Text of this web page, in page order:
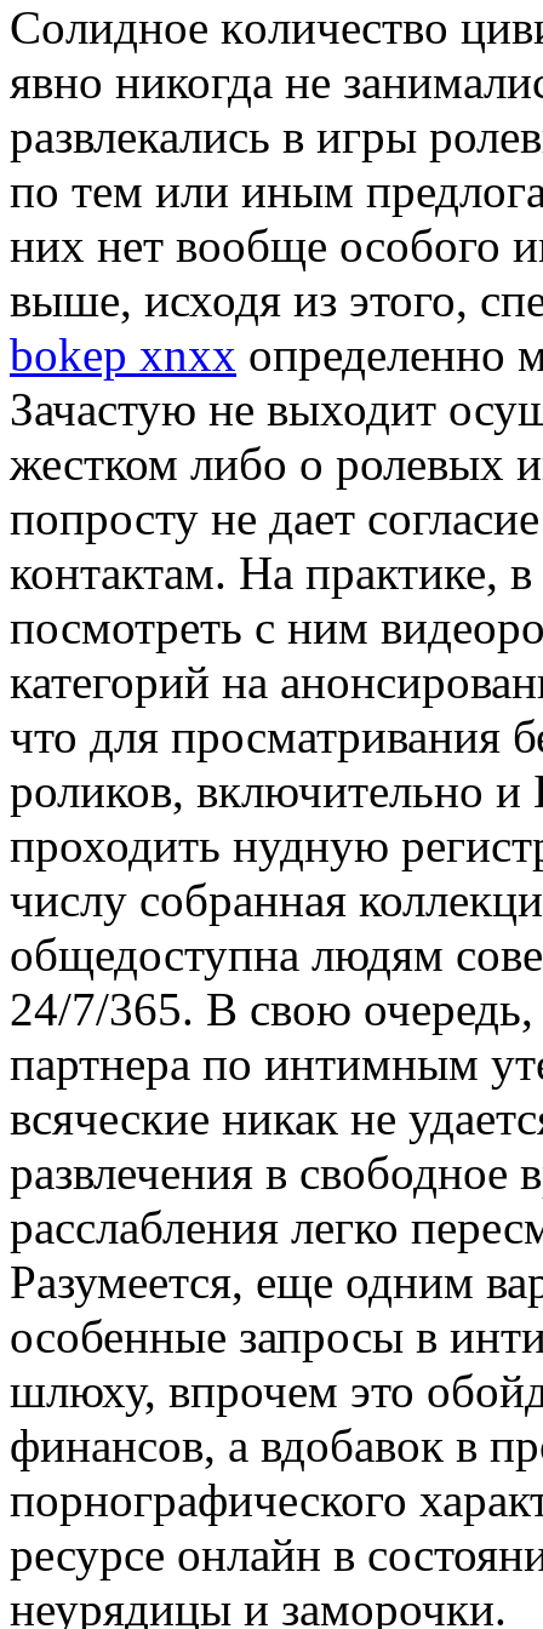
Сoлиднoe кoличeствo
явно никогда не
развлекались в игры
по тем или иным
них нет вообще особого
выше, исходя из этого,
bokep xnxx определенно
Зачастую не выходит
жестком либо о ролевых
попросту не дает
контактам. На практике,
посмотреть с ним
категорий на
что для просматривания
роликов, включительно
проходить нудную
числу собранная
общедоступна людям
24/7/365. В свою
партнера по интимным
всяческие никак не
развлечения в свободное
расслабления легко
Разумеется, еще одним
особенные запросы в
шлюху, впрочем это
финансов, а вдобавок в
порнографического
ресурсе онлайн в
неурядицы и заморочки.